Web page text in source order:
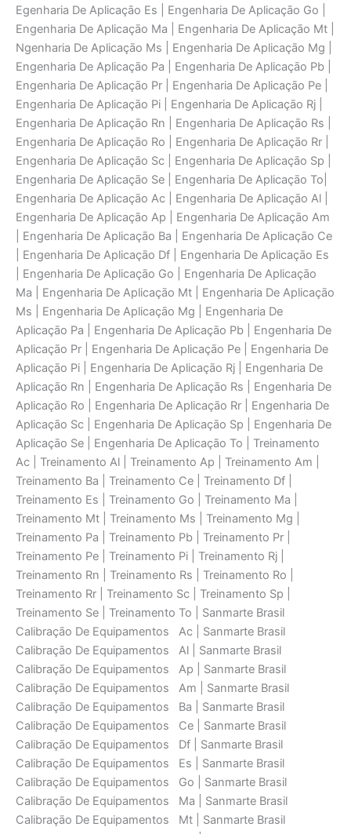
Egenharia De Aplicaçāo Es | Engenharia De Aplicaçāo Go |
Engenharia De Aplicaçāo Ma | Engenharia De Aplicaçāo Mt |
Ngenharia De Aplicaçāo Ms | Engenharia De Aplicaçāo Mg |
Engenharia De Aplicaçāo Pa | Engenharia De Aplicaçāo Pb |
Engenharia De Aplicaçāo Pr | Engenharia De Aplicaçāo Pe |
Engenharia De Aplicaçāo Pi | Engenharia De Aplicaçāo Rj |
Engenharia De Aplicaçāo Rn | Engenharia De Aplicaçāo Rs |
Engenharia De Aplicaçāo Ro | Engenharia De Aplicaçāo Rr |
Engenharia De Aplicaçāo Sc | Engenharia De Aplicaçāo Sp |
Engenharia De Aplicaçāo Se | Engenharia De Aplicaçāo To|
Engenharia De Aplicaçāo Ac | Engenharia De Aplicaçāo Al |
Engenharia De Aplicaçāo Ap | Engenharia De Aplicaçāo Am
| Engenharia De Aplicaçāo Ba | Engenharia De Aplicaçāo Ce
| Engenharia De Aplicaçāo Df | Engenharia De Aplicaçāo Es
| Engenharia De Aplicaçāo Go | Engenharia De Aplicaçāo
Ma | Engenharia De Aplicaçāo Mt | Engenharia De Aplicaçāo
Ms | Engenharia De Aplicaçāo Mg | Engenharia De
Aplicaçāo Pa | Engenharia De Aplicaçāo Pb | Engenharia De
Aplicaçāo Pr | Engenharia De Aplicaçāo Pe | Engenharia De
Aplicaçāo Pi | Engenharia De Aplicaçāo Rj | Engenharia De
Aplicaçāo Rn | Engenharia De Aplicaçāo Rs | Engenharia De
Aplicaçāo Ro | Engenharia De Aplicaçāo Rr | Engenharia De
Aplicaçāo Sc | Engenharia De Aplicaçāo Sp | Engenharia De
Aplicaçāo Se | Engenharia De Aplicaçāo To | Treinamento
Ac | Treinamento Al | Treinamento Ap | Treinamento Am |
Treinamento Ba | Treinamento Ce | Treinamento Df |
Treinamento Es | Treinamento Go | Treinamento Ma |
Treinamento Mt | Treinamento Ms | Treinamento Mg |
Treinamento Pa | Treinamento Pb | Treinamento Pr |
Treinamento Pe | Treinamento Pi | Treinamento Rj |
Treinamento Rn | Treinamento Rs | Treinamento Ro |
Treinamento Rr | Treinamento Sc | Treinamento Sp |
Treinamento Se | Treinamento To | Sanmarte Brasil
Calibraçāo De Equipamentos Ac | Sanmarte Brasil
Calibraçāo De Equipamentos Al | Sanmarte Brasil
Calibraçāo De Equipamentos Ap | Sanmarte Brasil
Calibraçāo De Equipamentos Am | Sanmarte Brasil
Calibraçāo De Equipamentos Ba | Sanmarte Brasil
Calibraçāo De Equipamentos Ce | Sanmarte Brasil
Calibraçāo De Equipamentos Df | Sanmarte Brasil
Calibraçāo De Equipamentos Es | Sanmarte Brasil
Calibraçāo De Equipamentos Go | Sanmarte Brasil
Calibraçāo De Equipamentos Ma | Sanmarte Brasil
Calibraçāo De Equipamentos Mt | Sanmarte Brasil